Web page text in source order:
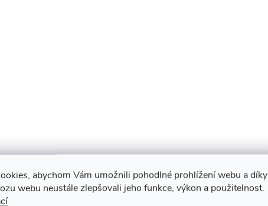
abychom Vám umožnili pohodlné prohlížení webu a díky
webu neustále zlepšovali jeho funkce, výkon a použitelnost.